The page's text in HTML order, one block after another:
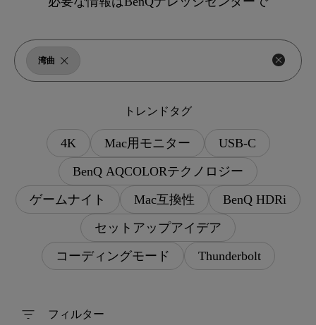
湾曲
トレンドタグ
4K Mac用モニター
USB-C
BenQ AQCOLORテクノロジー
ゲームナイト
Mac互換性
BenQ HDRi
セットアップアイデア
コーディングモード
Thunderbolt
フィルター